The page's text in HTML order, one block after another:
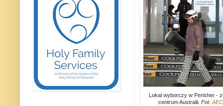
Lokal wyborczy w Perisher -
centrum Australii. Fot.